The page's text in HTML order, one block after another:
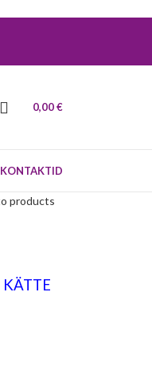
0,00€
KONTAKTID
products
KÄTTE